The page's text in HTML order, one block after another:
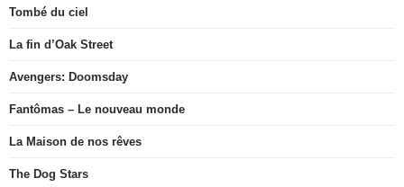
Tombé du ciel
La fin d’Oak Street
Avengers: Doomsday
Fantômas – Le nouveau monde
La Maison de nos rêves
The Dog Stars